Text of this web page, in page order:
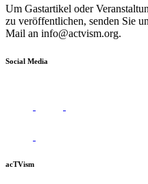
Um Gastartikel oder
zu veröffentlichen, senden Sie
Mail an info@actvism.org.
Social Media
acTVism